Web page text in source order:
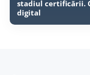
stadiul certificării.
digital